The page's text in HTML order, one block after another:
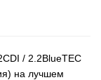
/ 2.2BlueTEC
на лучшем